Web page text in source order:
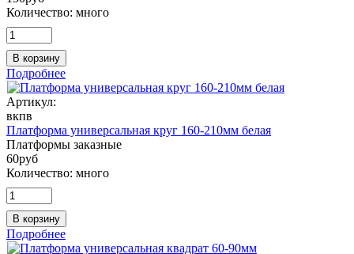
Количество: много
В корзину
Подробнее
Артикул:
вкпв
Платформа универсальная круг 160-210мм белая
Платформы заказные
60руб
Количество: много
В корзину
Подробнее